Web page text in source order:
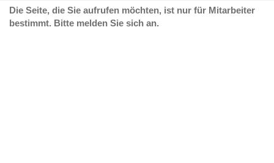
Die Seite, die Sie aufrufen möchten, ist nur für Mitarbeiter
bestimmt. Bitte melden Sie sich an.